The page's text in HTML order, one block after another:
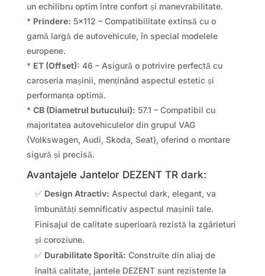
un echilibru optim între confort și manevrabilitate.
* Prindere: 5×112 – Compatibilitate extinsă cu o
gamă largă de autovehicule, în special modelele
europene.
* ET (Offset): 46 – Asigură o potrivire perfectă cu
caroseria mașinii, menținând aspectul estetic și
performanța optimă.
* CB (Diametrul butucului): 57.1 – Compatibil cu
majoritatea autovehiculelor din grupul VAG
(Volkswagen, Audi, Skoda, Seat), oferind o montare
sigură și precisă.
Avantajele Jantelor DEZENT TR dark:
✅ Design Atractiv: Aspectul dark, elegant, va
îmbunătăți semnificativ aspectul mașinii tale.
Finisajul de calitate superioară rezistă la zgârieturi
și coroziune.
✅ Durabilitate Sporită: Construite din aliaj de
înaltă calitate, jantele DEZENT sunt rezistente la